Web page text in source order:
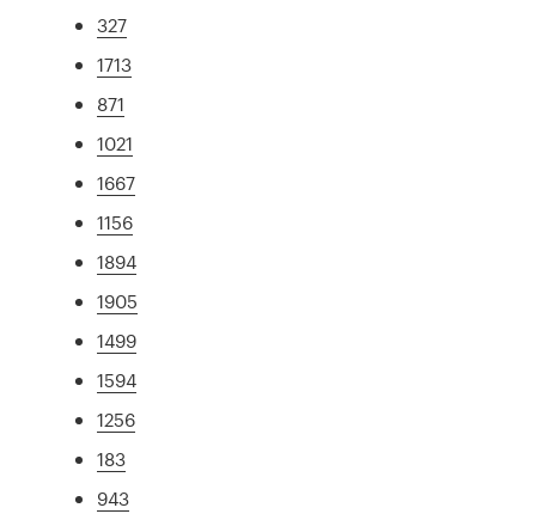
327
1713
871
1021
1667
1156
1894
1905
1499
1594
1256
183
943